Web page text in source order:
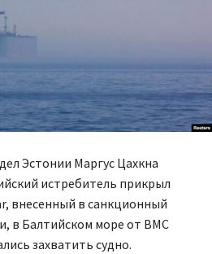
Эстонии Маргус Цахкна
истребитель прикрыл
внесенный в санкционный
в Балтийском море от ВМС
захватить судно.